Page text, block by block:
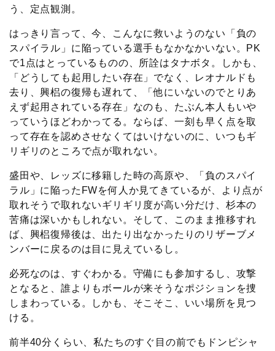
う、定点観測。
はっきり言って、今、こんなに救いようのない「負の
スパイラル」に陥っている選手もなかなかいない。PK
で1点はとっているものの、所詮はタナボタ。しかも、
「どうしても起用したい存在」でなく、レオナルドも
去り、興梠の復帰も遅れて、「他にいないのでとりあ
えず起用されている存在」なのも、たぶん本人もいや
っていうほどわかってる。ならば、一刻も早く点を取
って存在を認めさせなくてはいけないのに、いつもギ
リギリのところで点が取れない。
盛田や、レッズに移籍した時の高原や、「負のスパイ
ラル」に陥ったFWを何人か見てきているが、より点が
取れそうで取れないギリギリ度が高い分だけ、杉本の
苦痛は深いかもしれない。そして、このまま推移すれ
ば、興梠復帰後は、出たり出なかったりのリザーブメ
ンバーに戻るのは目に見えているし。
必死なのは、すぐわかる。守備にも参加するし、攻撃
となると、誰よりもボールが来そうなポジションを捜
しまわっている。しかも、そこそこ、いい場所を見つ
ける。
前半40分くらい、私たちのすぐ目の前でもドンピシャ